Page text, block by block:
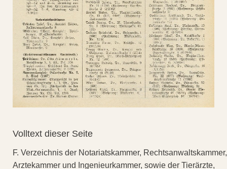
Volltext dieser Seite
F. Verzeichnis der Notariatskammer, Rechtsanwaltskammer,
Arztekammer und Ingenieurkammer, sowie der Tierärzte,